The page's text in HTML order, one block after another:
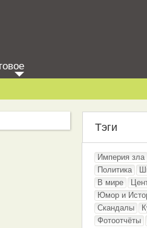
Тэги
Империя зла
Политика
В мире
Юмор и
Скандалы
Фотоотчёты